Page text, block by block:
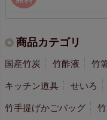
商品カテゴリ
国産竹炭 竹酢液 竹
キッチン道具 せいろ
竹手提げかごバッグ